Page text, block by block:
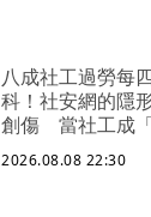
漢光42演習
八成社工過勞每
科！社安網的隱
創傷 當社工成
禦性社工不敢多
盡下的社安網危
2026.08.08 22:30